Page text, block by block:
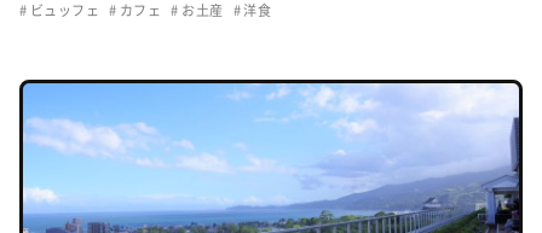
ビュッフェ カフェ お土産 洋食